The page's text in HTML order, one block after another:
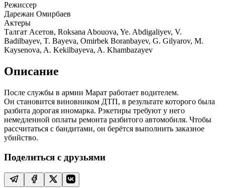
Режиссер
Дарежан Омирбаев
Актеры
Талгат Асетов, Roksana Abouova, Ye. Abdigaliyev, V.
Badilbayev, T. Bayeva, Omirbek Boranbayev, G. Gilyarov, M.
Kaysenova, A. Kekilbayeva, A. Khambazayev
Описание
После службы в армии Марат работает водителем.
Он становится виновником ДТП, в результате которого была
разбита дорогая иномарка. Рэкетиры требуют у него
немедленной оплаты ремонта разбитого автомобиля. Чтобы
рассчитаться с бандитами, он берётся выполнить заказное
убийство.
Поделиться с друзьями